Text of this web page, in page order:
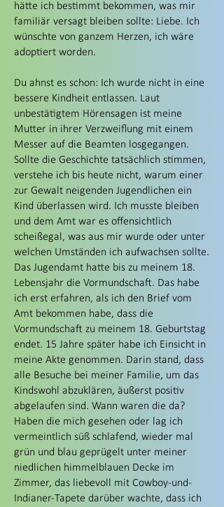
hätte ich bestimmt bekommen, was mir
familiär versagt bleiben sollte: Liebe. Ich
wünschte von ganzem Herzen, ich wäre
adoptiert worden.
Du ahnst es schon: Ich wurde nicht in eine
bessere Kindheit entlassen. Laut
unbestätigtem Hörensagen ist meine
Mutter in ihrer Verzweiflung mit einem
Messer auf die Beamten losgegangen.
Sollte die Geschichte tatsächlich stimmen,
verstehe ich bis heute nicht, warum einer
zur Gewalt neigenden Jugendlichen ein
Kind überlassen wird. Ich musste bleiben
und dem Amt war es offensichtlich
scheißegal, was aus mir wurde oder unter
welchen Umständen ich aufwachsen sollte.
Das Jugendamt hatte bis zu meinem 18.
Lebensjahr die Vormundschaft. Das habe
ich erst erfahren, als ich den Brief vom
Amt bekommen habe, dass die
Vormundschaft zu meinem 18. Geburtstag
endet. 15 Jahre später habe ich Einsicht in
meine Akte genommen. Darin stand, dass
alle Besuche bei meiner Familie, um das
Kindswohl abzuklären, äußerst positiv
abgelaufen sind. Wann waren die da?
Haben die mich gesehen oder lag ich
vermeintlich süß schlafend, wieder mal
grün und blau geprügelt unter meiner
niedlichen himmelblauen Decke im
Zimmer, das liebevoll mit Cowboy-und-
Indianer-Tapete darüber wachte, dass ich